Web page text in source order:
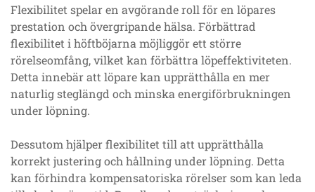
Flexibilitet spelar en avgörande roll för en löpares
prestation och övergripande hälsa. Förbättrad
flexibilitet i höftböjarna möjliggör ett större
rörelseomfång, vilket kan förbättra löpeffektiviteten.
Detta innebär att löpare kan upprätthålla en mer
naturlig steglängd och minska energiförbrukningen
under löpning.
Dessutom hjälper flexibilitet till att upprätthålla
korrekt justering och hållning under löpning. Detta
kan förhindra kompensatoriska rörelser som kan leda